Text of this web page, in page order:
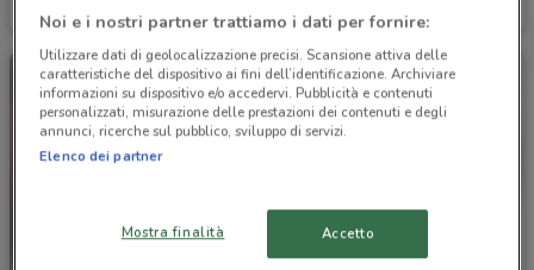
2.7 km
Noi e i nostri partner trattiamo i dati per fornire:
Utilizzare dati di geolocalizzazione precisi. Scansione attiva delle
caratteristiche del dispositivo ai fini dell’identificazione. Archiviare
informazioni su dispositivo e/o accedervi. Pubblicità e contenuti
personalizzati, misurazione delle prestazioni dei contenuti e degli
annunci, ricerche sul pubblico, sviluppo di servizi.
Elenco dei partner
Mostra finalità Accetto